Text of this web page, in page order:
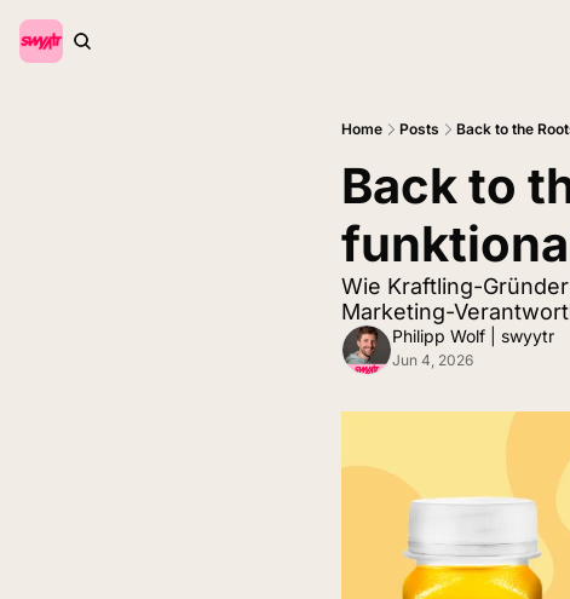
Home Posts Back to the
Back to
Wie Kraftling-
Marketing-
Philipp Wolf | swyytr
Jun 4, 2026